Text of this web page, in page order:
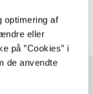
optimering af
eller
på ”Cookies” i
de anvendte